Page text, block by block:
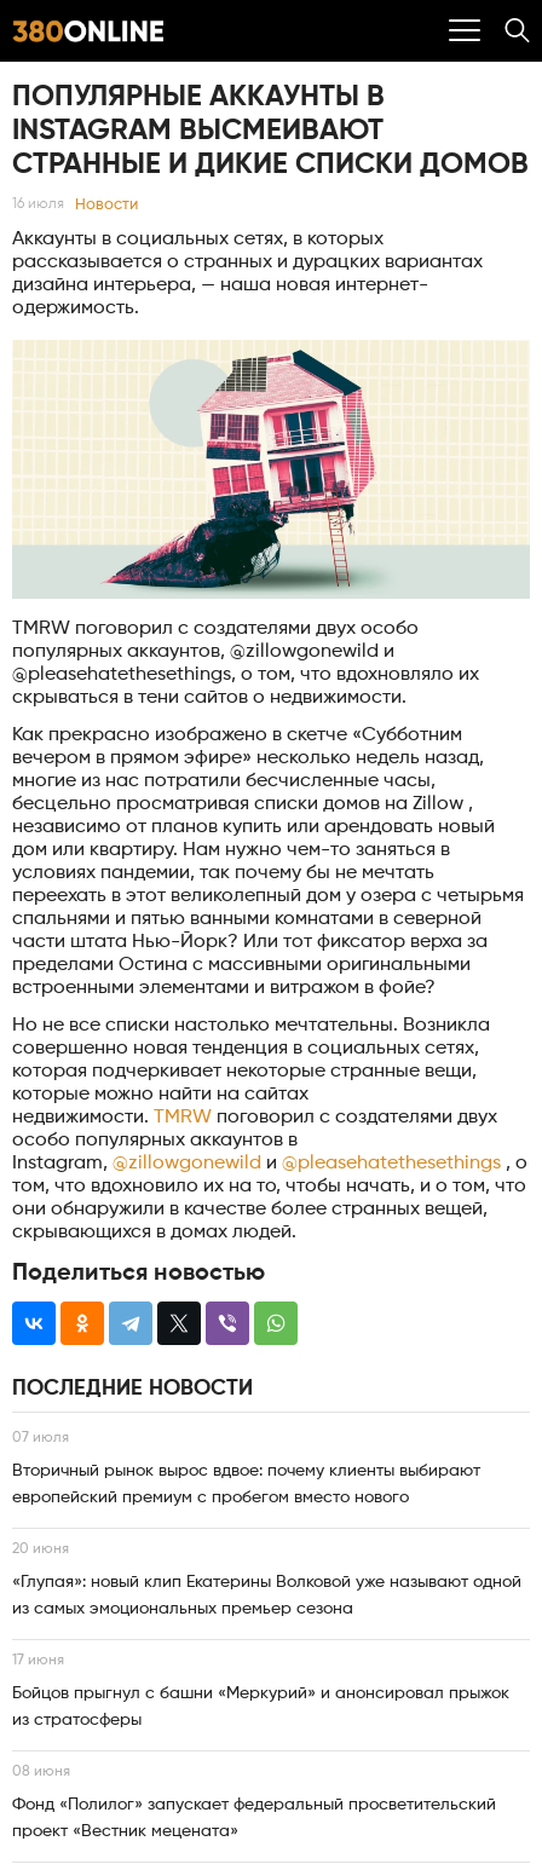
ПОПУЛЯРНЫЕ АККАУНТЫ В
INSTAGRAM ВЫСМЕИВАЮТ
СТРАННЫЕ И ДИКИЕ СПИСКИ ДОМОВ
16 июля Новости
Аккаунты в социальных сетях, в которых
рассказывается о странных и дурацких вариантах
дизайна интерьера, — наша новая интернет-
одержимость.
TMRW поговорил с создателями двух особо
популярных аккаунтов, @zillowgonewild и
@pleasehatethesethings, о том, что вдохновляло их
скрываться в тени сайтов о недвижимости.
Как прекрасно изображено в скетче «Субботним
вечером в прямом эфире» несколько недель назад,
многие из нас потратили бесчисленные часы,
бесцельно просматривая списки домов на Zillow ,
независимо от планов купить или арендовать новый
дом или квартиру. Нам нужно чем-то заняться в
условиях пандемии, так почему бы не мечтать
переехать в этот великолепный дом у озера с четырьмя
спальнями и пятью ванными комнатами в северной
части штата Нью-Йорк? Или тот фиксатор верха за
пределами Остина с массивными оригинальными
встроенными элементами и витражом в фойе?
Но не все списки настолько мечтательны. Возникла
совершенно новая тенденция в социальных сетях,
которая подчеркивает некоторые странные вещи,
которые можно найти на сайтах
недвижимости.
TMRW поговорил с создателями двух
особо популярных аккаунтов в
Instagram, @zillowgonewild и @pleasehatethesethings , о
том, что вдохновило их на то, чтобы начать, и о том, что
они обнаружили в качестве более странных вещей,
скрывающихся в домах людей.
Поделиться новостью
ПОСЛЕДНИЕ НОВОСТИ
07 июля
Вторичный рынок вырос вдвое: почему клиенты выбирают
европейский премиум с пробегом вместо нового
20 июня
«Глупая»: новый клип Екатерины Волковой уже называют одной
из самых эмоциональных премьер сезона
17 июня
Бойцов прыгнул с башни «Меркурий» и анонсировал прыжок
из стратосферы
08 июня
Фонд «Полилог» запускает федеральный просветительский
проект «Вестник мецената»